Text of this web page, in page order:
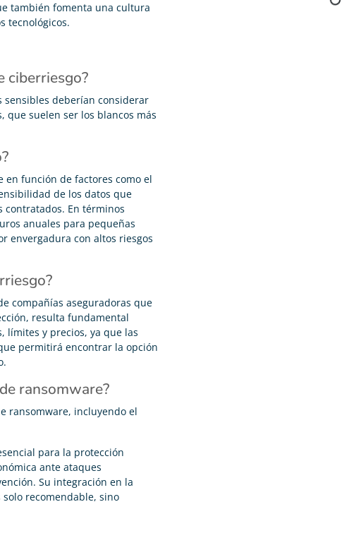
también fomenta una cultura
tecnológicos.
ciberriesgo?
sensibles deberían considerar
que suelen ser los blancos más
en función de factores como el
de los datos que
contratados. En términos
anuales para pequeñas
envergadura con altos riesgos
compañías aseguradoras que
resulta fundamental
límites y precios, ya que las
permitirá encontrar la opción
ransomware?
ransomware, incluyendo el
para la protección
ante ataques
Su integración en la
recomendable, sino